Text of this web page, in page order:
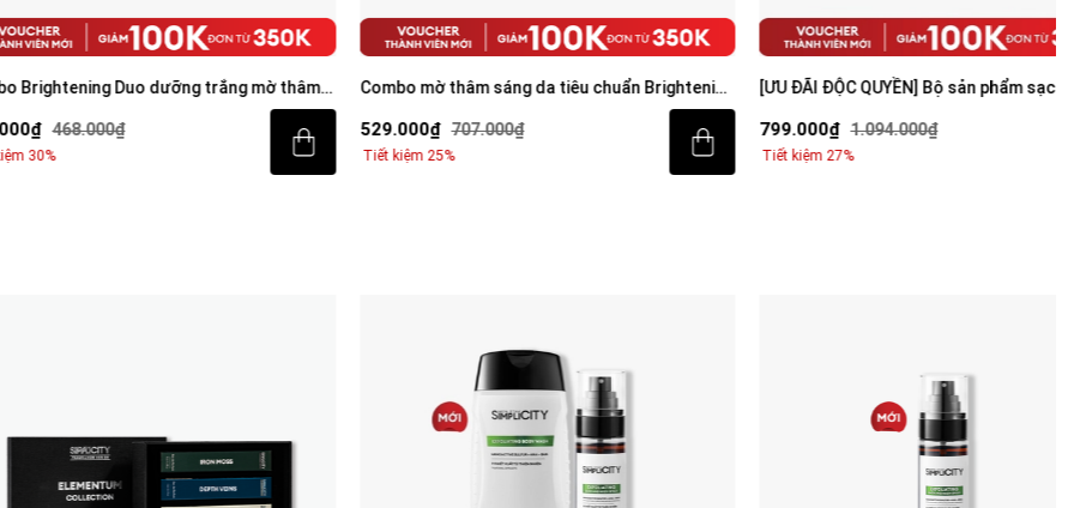
Duo dưỡng trắng mờ thâm
mặt 100g & Serum Vital 30ml
Combo mờ thâm sáng da tiêu chuẩn Brightening
Trio
529.000₫ 707.000₫
Tiết kiệm 25%
[ƯU ĐÃI ĐỘC QUYỀN] Bộ sản phẩm sạch mụn
sáng da toàn diện cho nam
799.000₫ 1.094.000₫
Tiết kiệm 27%